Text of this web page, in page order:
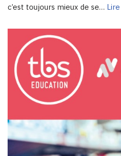
c’est toujours mieux de se…